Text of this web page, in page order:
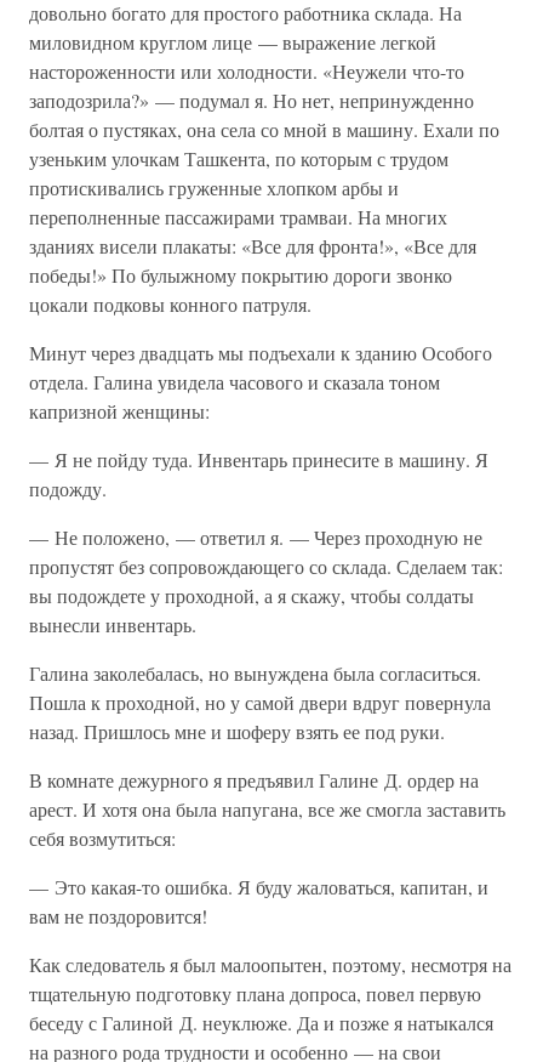
довольно богато для простого работника склада. На
миловидном круглом лице — выражение легкой
настороженности или холодности. «Неужели что-то
заподозрила?» — подумал я. Но нет, непринужденно
болтая о пустяках, она села со мной в машину. Ехали по
узеньким улочкам Ташкента, по которым с трудом
протискивались груженные хлопком арбы и
переполненные пассажирами трамваи. На многих
зданиях висели плакаты: «Все для фронта!», «Все для
победы!» По булыжному покрытию дороги звонко
цокали подковы конного патруля.
Минут через двадцать мы подъехали к зданию Особого
отдела. Галина увидела часового и сказала тоном
капризной женщины:
— Я не пойду туда. Инвентарь принесите в машину. Я
подожду.
— Не положено, — ответил я. — Через проходную не
пропустят без сопровождающего со склада. Сделаем так:
вы подождете у проходной, а я скажу, чтобы солдаты
вынесли инвентарь.
Галина заколебалась, но вынуждена была согласиться.
Пошла к проходной, но у самой двери вдруг повернула
назад. Пришлось мне и шоферу взять ее под руки.
В комнате дежурного я предъявил Галине Д. ордер на
арест. И хотя она была напугана, все же смогла заставить
себя возмутиться:
— Это какая-то ошибка. Я буду жаловаться, капитан, и
вам не поздоровится!
Как следователь я был малоопытен, поэтому, несмотря на
тщательную подготовку плана допроса, повел первую
беседу с Галиной Д. неуклюже. Да и позже я натыкался
на разного рода трудности и особенно — на свои